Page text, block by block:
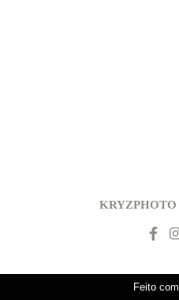
KRYZPHOTO
Feito com